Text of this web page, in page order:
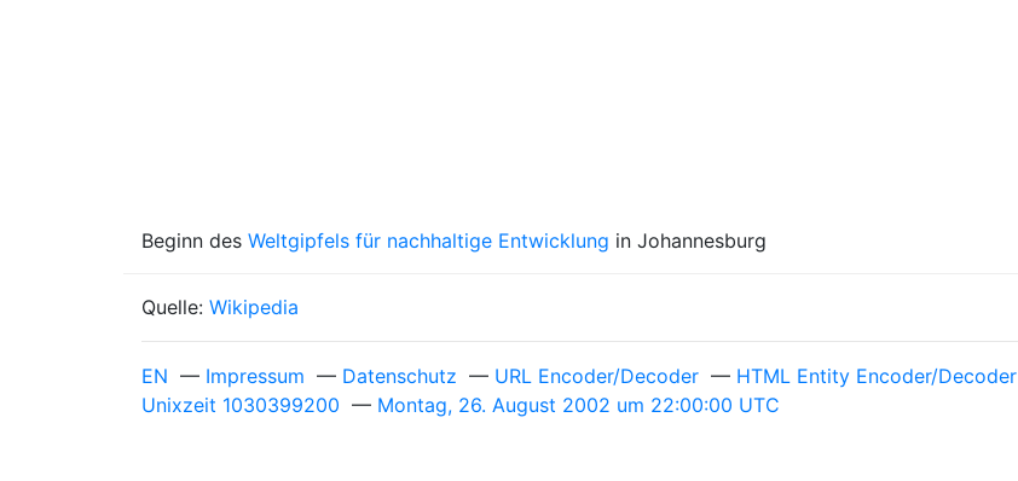
Beginn des Weltgipfels für nachhaltige Entwicklung in Johannesburg
Quelle: Wikipedia
EN — Impressum — Datenschutz — URL Encoder/Decoder — HTML Entity Encoder/Decoder
Unixzeit 1030399200 — Montag, 26. August 2002 um 22:00:00 UTC